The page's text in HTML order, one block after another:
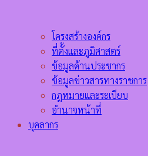
โครงสร้างองค์กร
ที่ตั้งและภูมิศาสตร์
ข้อมูลด้านประชากร
ข้อมูลข่าวสารทางราชการ
กฎหมายและระเบียบ
อำนาจหน้าที่
บุคลากร